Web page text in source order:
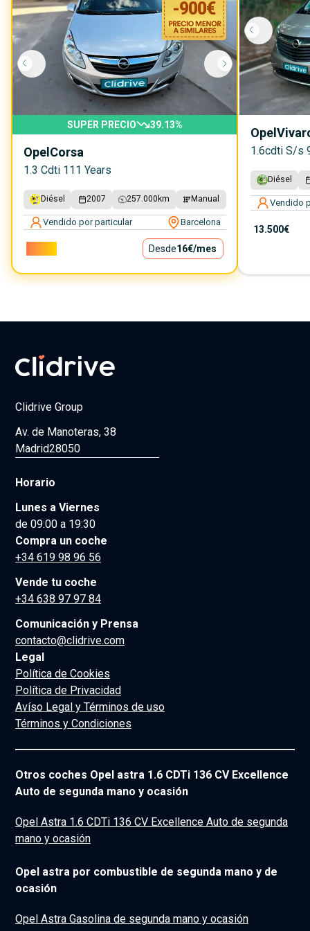
-900€
SUPER PRECIO 39.13%
OpelCorsa
1.3 Cdti 111 Years
Diésel 2007 257.000 km Manual
Vendido por particular Barcelona
Desde16€/mes
Opel
1.6cdti S/s
Diésel
Vendido
13.500€
Clidrive Group
Av. de Manoteras, 38
Madrid28050
Horario
Lunes a Viernes
de 09:00 a 19:30
Compra un coche
+34 619 98 96 56
Vende tu coche
+34 638 97 97 84
Comunicación y Prensa
contacto@clidrive.com
Legal
Política de Cookies
Política de Privacidad
Avíso Legal y Términos de uso
Términos y Condiciones
Otros coches Opel astra 1.6 CDTi 136 CV Excellence
Auto de segunda mano y ocasión
Opel Astra 1.6 CDTi 136 CV Excellence Auto de segunda
mano y ocasión
Opel astra por combustible de segunda mano y de
ocasión
Opel Astra Gasolina de segunda mano y ocasión